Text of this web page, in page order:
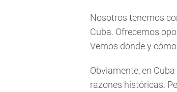
Nosotros tenemos
Cuba. Ofrecemos
Vemos dónde y
Obviamente, en
razones históricas.